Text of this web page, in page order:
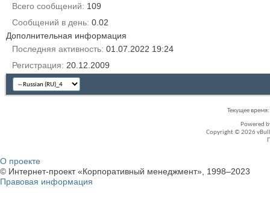
Всего сообщений
109
Сообщений в день 0.02
Дополнительная информация
Последняя активность 01.07.2022 19:24
Регистрация
20.12.2009
Текущее время:
Powered
Copyright © 2026
О проекте
© Интернет-проект «Корпоративный менеджмент», 1998–2023
Правовая информация